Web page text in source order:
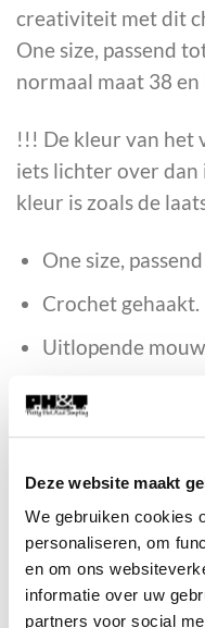
Deze website maakt
We gebruiken cookies
personaliseren, om
en om ons
informatie over uw
partners voor social
creativiteit met dit
One size, passend
normaal maat 38 en
!!! De kleur van het
iets lichter over dan
kleur is zoals de
One size,
Crochet gehaakt.
Uitlopende
Knoopmodel.
100% acryl.
kleuren op de
van de
fotografie
Op voorraad